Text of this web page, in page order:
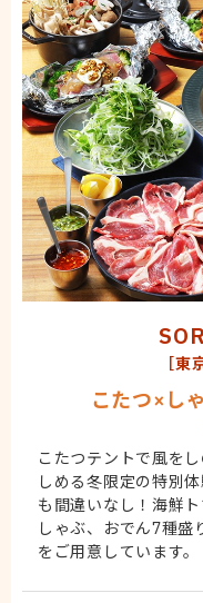
［東
こたつ×し
こたつテントで風を
しめる冬限定の特別
も間違いなし！海鮮
しゃぶ、おでん7種盛
をご用意しています。